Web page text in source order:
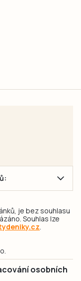
je bez souhlasu
Souhlas lze
osobních